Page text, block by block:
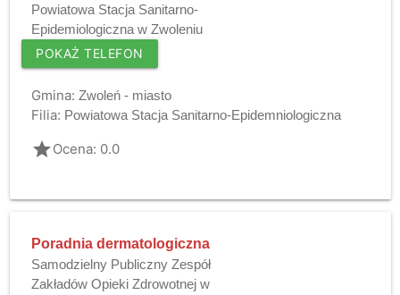
Powiatowa Stacja Sanitarno-
Epidemiologiczna w Zwoleniu
POKAŻ TELEFON
Gmina: Zwoleń - miasto
Filia: Powiatowa Stacja Sanitarno-Epidemniologiczna
gradeOcena: 0.0
Poradnia dermatologiczna
Samodzielny Publiczny Zespół
Zakładów Opieki Zdrowotnej w